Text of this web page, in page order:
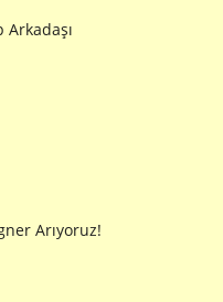
Arkadaşı
Arıyoruz!